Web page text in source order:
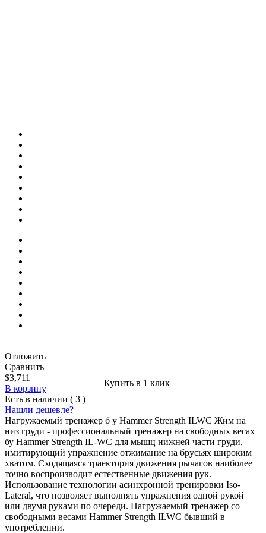
Отложить
Сравнить
$3,711
В корзину
Купить в 1 клик
Есть в наличии ( 3 )
Нашли дешевле?
Нагружаемый тренажер б у Hammer Strength ILWC Жим на
низ груди - профессиональный тренажер на свободных весах
бу Hammer Strength IL-WC для мышц нижней части груди,
имитирующий упражнение отжимание на брусьях широким
хватом. Сходящаяся траектория движения рычагов наиболее
точно воспроизводит естественные движения рук.
Использование технологии асинхронной тренировки Iso-
Lateral, что позволяет выполнять упражнения одной рукой
или двумя руками по очереди. Нагружаемый тренажер со
свободными весами Hammer Strength ILWC бывший в
употреблении.